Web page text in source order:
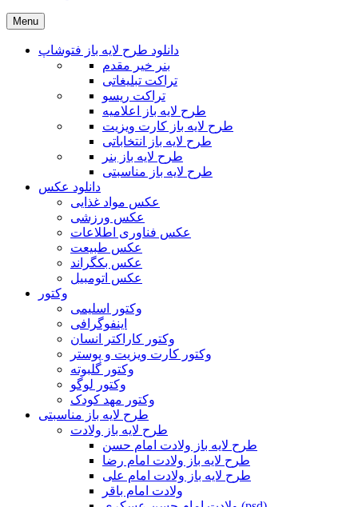
Menu
دانلود طرح لایه باز فتوشاپ
بنر خیر مقدم
تراکت تبلیغاتی
تراکت ریسو
طرح لایه باز اعلامیه
طرح لایه باز کارت ویزیت
طرح لایه باز انتخاباتی
طرح لایه باز بنر
طرح لایه باز مناسبتی
دانلود عکس
عکس مواد غذایی
عکس ورزشی
عکس فناوری اطلاعات
عکس طبیعت
عکس بکگراند
عکس اتومبیل
وکتور
وکتور اسلیمی
اینفوگرافی
وکتور کاراکتر انسان
وکتور کارت ویزیت و پوستر
وکتور گلبوته
وکتور لوگو
وکتور مهد کودک
طرح لایه باز مناسبتی
طرح لایه باز ولادت
طرح لایه باز ولادت امام حسن
طرح لایه باز ولادت امام رضا
طرح لایه باز ولادت امام علی
ولادت امام باقر